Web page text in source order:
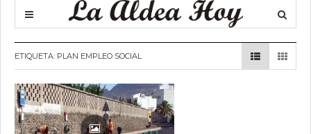
ETIQUETA: PLAN EMPLEO SOCIAL